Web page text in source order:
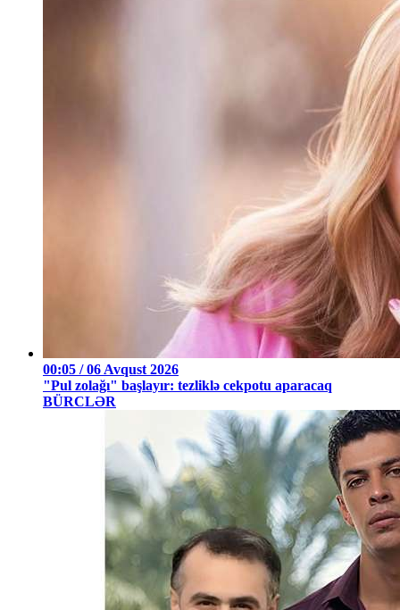
00:05 / 06 Avqust 2026
"Pul zolağı" başlayır: tezliklə cekpotu aparacaq
BÜRCLƏR